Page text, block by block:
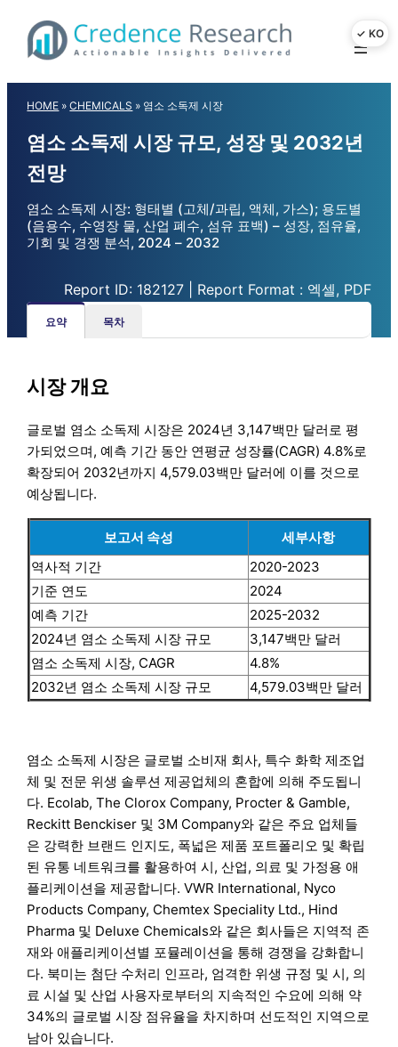
content
HOME »CHEMICALS » 염소 소독제 시장
염소 소독제 시장 규모, 성장 및 2032년
전망
염소 소독제 시장: 형태별 (고체/과립, 액체, 가스); 용도별
(음용수, 수영장 물, 산업 폐수, 섬유 표백) – 성장, 점유율,
기회 및 경쟁 분석, 2024 – 2032
Report ID: 182127 | Report Format : 엑셀, PDF
요약 목차
시장 개요
글로벌 염소 소독제 시장은 2024년 3,147백만 달러로 평
가되었으며, 예측 기간 동안 연평균 성장률(CAGR) 4.8%로
확장되어 2032년까지 4,579.03백만 달러에 이를 것으로
예상됩니다.
보고서 속성
세부사항
역사적 기간
2020-2023
기준 연도
2024
예측 기간
2025-2032
2024년 염소 소독제 시장 규모
3,147백만 달러
염소 소독제 시장, CAGR
4.8%
2032년 염소 소독제 시장 규모
4,579.03백만 달러
염소 소독제 시장은 글로벌 소비재 회사, 특수 화학 제조업
체 및 전문 위생 솔루션 제공업체의 혼합에 의해 주도됩니
다. Ecolab, The Clorox Company, Procter & Gamble,
Reckitt Benckiser 및 3M Company와 같은 주요 업체들
은 강력한 브랜드 인지도, 폭넓은 제품 포트폴리오 및 확립
된 유통 네트워크를 활용하여 시, 산업, 의료 및 가정용 애
플리케이션을 제공합니다. VWR International, Nyco
Products Company, Chemtex Speciality Ltd., Hind
Pharma 및 Deluxe Chemicals와 같은 회사들은 지역적 존
재와 애플리케이션별 포뮬레이션을 통해 경쟁을 강화합니
다. 북미는 첨단 수처리 인프라, 엄격한 위생 규정 및 시, 의
료 시설 및 산업 사용자로부터의 지속적인 수요에 의해 약
34%의 글로벌 시장 점유율을 차지하며 선도적인 지역으로
남아 있습니다.